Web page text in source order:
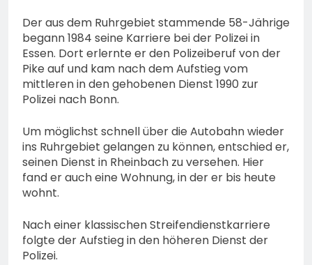
Der aus dem Ruhrgebiet stammende 58-Jährige
begann 1984 seine Karriere bei der Polizei in
Essen. Dort erlernte er den Polizeiberuf von der
Pike auf und kam nach dem Aufstieg vom
mittleren in den gehobenen Dienst 1990 zur
Polizei nach Bonn.
Um möglichst schnell über die Autobahn wieder
ins Ruhrgebiet gelangen zu können, entschied er,
seinen Dienst in Rheinbach zu versehen. Hier
fand er auch eine Wohnung, in der er bis heute
wohnt.
Nach einer klassischen Streifendienstkarriere
folgte der Aufstieg in den höheren Dienst der
Polizei.